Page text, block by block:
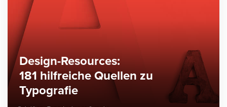
Design-Resources:
181 hilfreiche Quellen zu
Typografie